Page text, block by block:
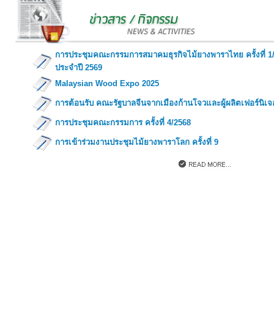
การประชุมคณะกรรมการสมาคมธุรกิจไม้ยางพาราไทย ครั้งที่
ประจำปี 2569
Malaysian Wood Expo 2025
การต้อนรับ คณะรัฐบาลจีนจากเมืองก้านโจวและผู้ผลิตเฟอร์นิเ
การประชุมคณะกรรมการ ครั้งที่ 4/2568
การเข้าร่วมงานประชุมไม้ยางพาราโลก ครั้งที่ 9